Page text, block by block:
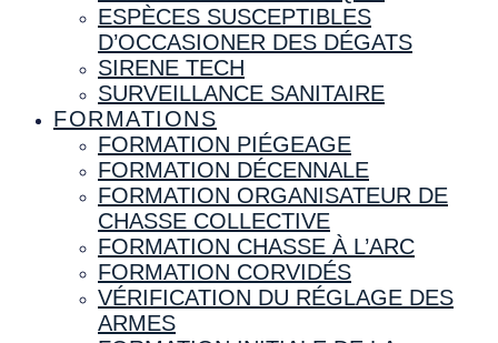
ESPÈCES SUSCEPTIBLES
D’OCCASIONER DES DÉGATS
SIRENE TECH
SURVEILLANCE SANITAIRE
FORMATIONS
FORMATION PIÉGEAGE
FORMATION DÉCENNALE
FORMATION ORGANISATEUR DE
CHASSE COLLECTIVE
FORMATION CHASSE À L’ARC
FORMATION CORVIDÉS
VÉRIFICATION DU RÉGLAGE DES
ARMES